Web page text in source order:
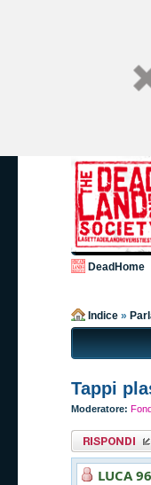
DeadHome
Indice »
Tappi
Moderatore:
Rispondi al
messaggio
LUCA 96